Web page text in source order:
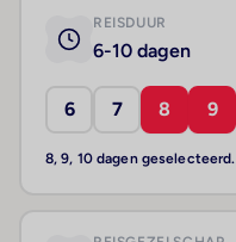
REISDUUR
6-10 dagen
6 7 8 9
8, 9, 10 dagen geselecteerd.